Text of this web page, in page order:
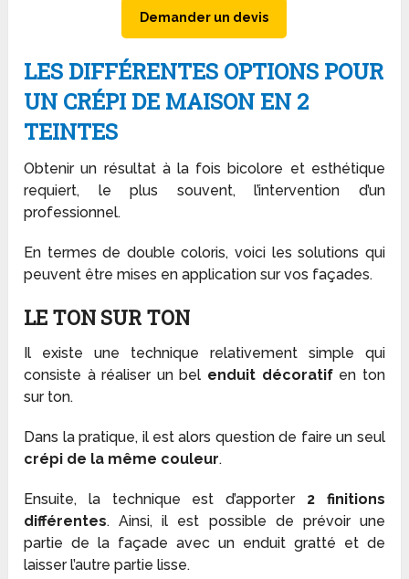
Demander un devis
LES DIFFÉRENTES OPTIONS POUR
UN CRÉPI DE MAISON EN 2
TEINTES
Obtenir un résultat à la fois bicolore et esthétique
requiert, le plus souvent, l’intervention d’un
professionnel.
En termes de double coloris, voici les solutions qui
peuvent être mises en application sur vos façades.
LE TON SUR TON
Il existe une technique relativement simple qui
consiste à réaliser un bel enduit décoratifen ton
sur ton.
Dans la pratique, il est alors question de faire un seul
crépi de la même couleur.
Ensuite, la technique est d’apporter 2 finitions
différentes. Ainsi, il est possible de prévoir une
partie de la façade avec un enduit gratté et de
laisser l’autre partie lisse.